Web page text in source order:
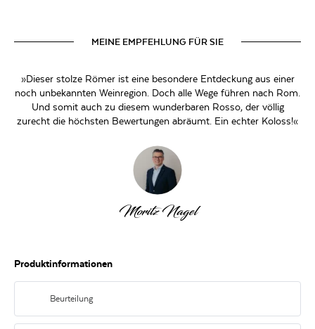
MEINE EMPFEHLUNG FÜR SIE
»Dieser stolze Römer ist eine besondere Entdeckung aus einer
noch unbekannten Weinregion. Doch alle Wege führen nach Rom.
Und somit auch zu diesem wunderbaren Rosso, der völlig
zurecht die höchsten Bewertungen abräumt. Ein echter Koloss!«
Moritz Nagel
Produktinformationen
Beurteilung
Dunkles Rubinrot im Glas. In der Nase Aromen von Kirsche, Zwetschge und